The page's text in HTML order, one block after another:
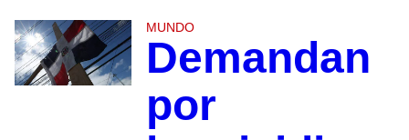
MUNDO
Demandan
por